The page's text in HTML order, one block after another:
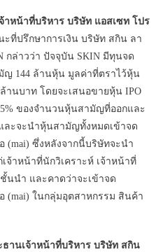
หน้าที่บริหาร บริษัท แอสเซท โปร
ที่ปรึกษาการเงิน บริษัท สกิน ลา
กล่าวว่า ปัจจุบัน SKIN มีทุนจด
ญ 144 ล้านหุ้น มูลค่าที่ตราไว้หุ้น
านบาท โดยจะเสนอขายหุ้น IPO
ของจำนวนหุ้นสามัญที่ออกและ
ละจะนำหุ้นสามัญทั้งหมดเข้าจด
(mai) ซึ่งหลังจากนี้บริษัทจะนำ
จ้าหน้าที่นักวิเคราะห์ เจ้าหน้าที่
นนำ และคาดว่าจะเข้าจด
(mai) ในกลุ่มอุตสาหกรรม สินค้า
านเจ้าหน้าที่บริหาร บริษัท สกิน